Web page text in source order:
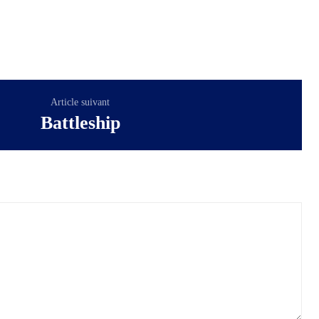
Article suivant
Battleship